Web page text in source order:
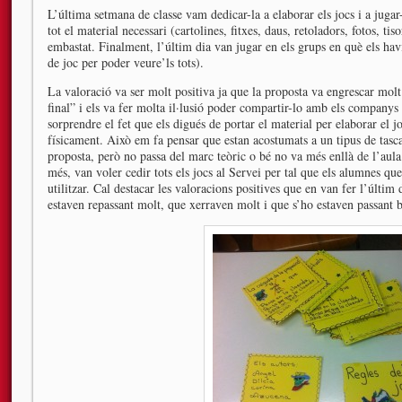
L’última setmana de classe vam dedicar-la a elaborar els jocs i a
tot el material necessari (cartolines, fitxes, daus, retoladors, fotos,
embastat. Finalment, l’últim dia van jugar en els grups en què els
de joc per poder veure’ls tots).
La valoració va ser molt positiva ja que la proposta va engrescar
final” i els va fer molta il·lusió poder compartir-lo amb els
sorprendre el fet que els digués de portar el material per elaborar el
físicament. Això em fa pensar que estan acostumats a un tipus de
proposta, però no passa del marc teòric o bé no va més enllà de
més, van voler cedir tots els jocs al Servei per tal que els alumnes
utilitzar. Cal destacar les valoracions positives que en van fer l’últim
estaven repassant molt, que xerraven molt i que s’ho estaven passant